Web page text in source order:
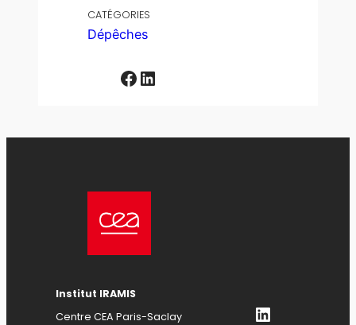
CATÉGORIES
Dépêches
Facebook LinkedIn
Institut IRAMIS
Centre CEA Paris-Saclay
LinkedIn